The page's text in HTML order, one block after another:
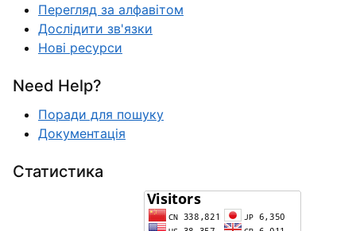
Перегляд за алфавітом
Дослідити зв'язки
Нові ресурси
Need Help?
Поради для пошуку
Документація
Статистика